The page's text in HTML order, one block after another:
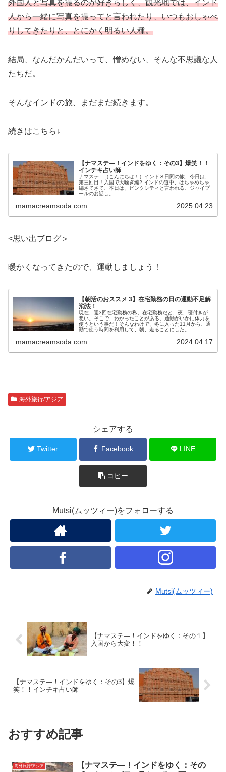
外国人と写真を撮るのが好きらしく、観光地では、インド
人から一緒に写真を撮ってと言われたり、いつもおしゃべ
りしてきたりと、とにかく明るい人種。
結局、なんだかんだいって、憎めない、そんな不思議な人
たちだ。
そんなインドの旅、まだまだ続きます。
続きはこちら↓
【ナマステ―！インドをゆく：その3】爆笑！！
インチキ占い師
ナマステ―（こんにちは！）インド８日間の旅、今日は、
第三回目！入国で大騒ぎ編2.インドの道中、はちゃめちゃ
編さてさて、本日は、ピンクシティと言われる、ジャイプ
ールのお話し。...
mamacreamsoda.com 2025.04.23
<思い出ブログ＞
暖かくなってきたので、運動しましょう！
【朝活のおススメ 3】在宅勤務の日の運動不足解
消法！
現在、週3回在宅勤務の私。在宅勤務だと、夜、寝付きが
悪い。そこで、わかったことがある。通勤がいかに体力を
使うという事だ！そんなわけで、冬に入った11月から、通
勤で使う時間を利用して、朝、走ることにした。...
mamacreamsoda.com 2024.04.17
海外旅行/アジア
シェアする
Twitter Facebook LINE
コピー
Mutsi(ムッツィー)をフォローする
Mutsi(ムッツィー)
【ナマステ―！インドをゆく：その１】
入国から大変！！
【ナマステ―！インドをゆく：その3】爆
笑！！インチキ占い師
おすすめ記事
海外旅行/アジア
【ナマステ―！インドをゆく：その